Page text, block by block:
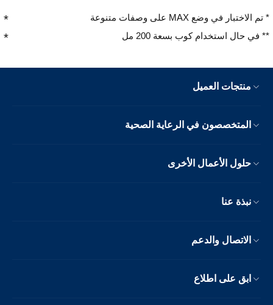
* تم الاختبار في وضع MAX على وصفات متنوعة
** في حال استخدام كوب بسعة 200 مل
منتجات العميل
المتخصصون في الرعاية الصحية
حلول الأعمال الأخرى
نبذة عنا
الاتصال والدعم
ابق على اطلاع